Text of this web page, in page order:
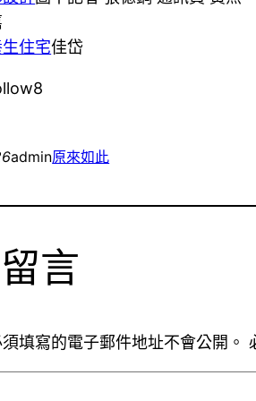
住宅佳岱
admin原來如此
言
填寫的電子郵件地址不會公開。